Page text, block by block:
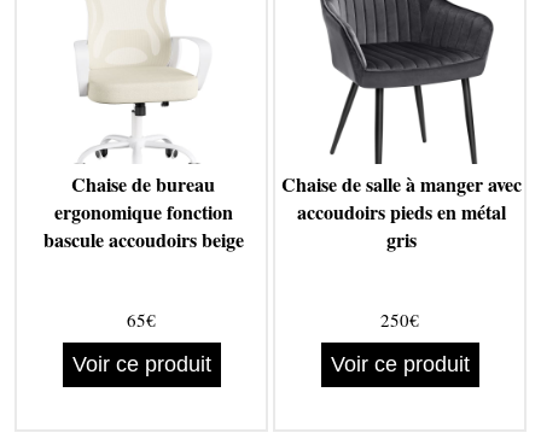
Chaise de bureau
ergonomique fonction
bascule accoudoirs beige
65€
Voir ce produit
Chaise de salle à manger avec
accoudoirs pieds en métal
gris
250€
Voir ce produit